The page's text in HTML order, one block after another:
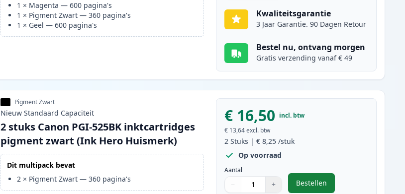
1 × Magenta —600 pagina's
1 × Pigment Zwart —360 pagina's
1 × Geel —600 pagina's
Kwaliteitsgarantie
3 Jaar Garantie. 90 Dagen Retour
Bestel nu, ontvang morgen
Gratis verzending vanaf € 49
Pigment Zwart
Nieuw Standaard Capaciteit
2 stuks Canon PGI-525BK inktcartridges
pigment zwart (Ink Hero Huismerk)
Dit multipack bevat
2 × Pigment Zwart —360 pagina's
€ 16,50 incl. btw
€ 13,64 excl. btw
2 Stuks |€ 8,25 /stuk
Op voorraad
Aantal
Aantal
Gebruik de knoppen om aan te passen
− +
Aantal 1
Bestellen
,2 stuks Canon PGI-